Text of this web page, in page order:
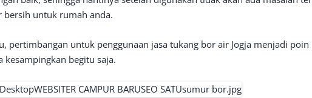
bersih untuk rumah anda.
pertimbangan untuk penggunaan jasa tukang bor air Jogja menjadi
kesampingkan begitu saja.